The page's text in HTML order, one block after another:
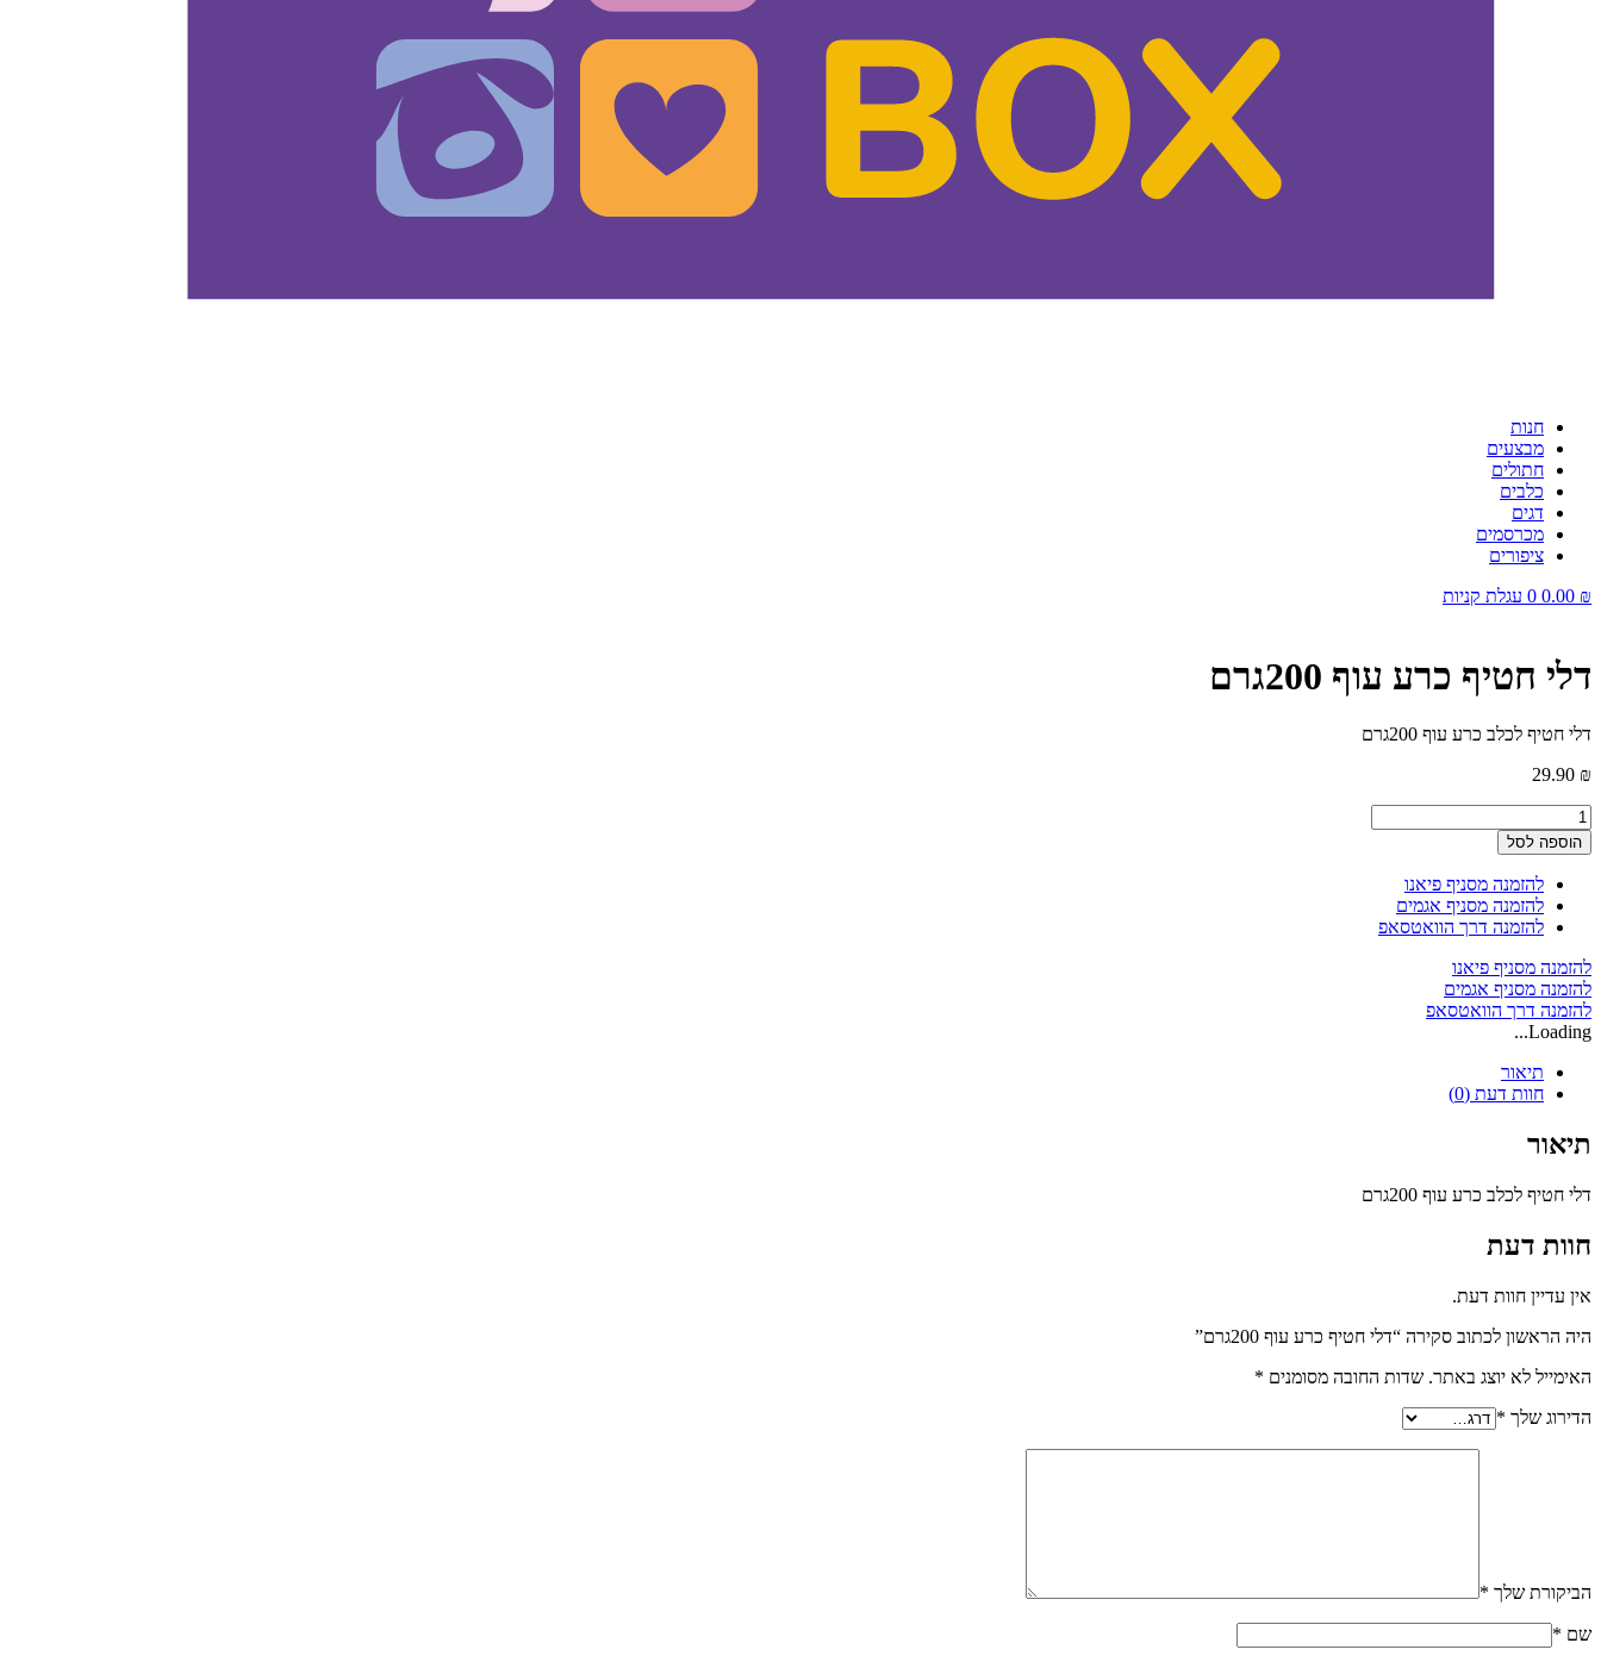
חנות
מבצעים
חתולים
כלבים
דגים
מכרסמים
ציפורים
0.00 ₪
0 עגלת קניות
דלי חטיף כרע עוף 200גרם
דלי חטיף לכלב כרע עוף 200גרם
29.90 ₪
כמות
של
דלי
חטיף
הוספה לסל
להזמנה מסניף פיאנו
להזמנה מסניף אגמים
להזמנה דרך הוואטסאפ
להזמנה מסניף פיאנו
להזמנה מסניף אגמים
להזמנה דרך הוואטסאפ
Loading...
תיאור
חוות דעת (0)
תיאור
דלי חטיף לכלב כרע עוף 200גרם
חוות דעת
אין עדיין חוות דעת.
היה הראשון לכתוב סקירה “דלי חטיף כרע עוף 200גרם”
האימייל לא יוצג באתר. שדות החובה מסומנים *
הדירוג שלך *
הביקורת שלך *
שם *